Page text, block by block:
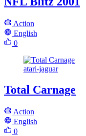
Action
English
0
atari-jaguar
Total Carnage
Action
English
0